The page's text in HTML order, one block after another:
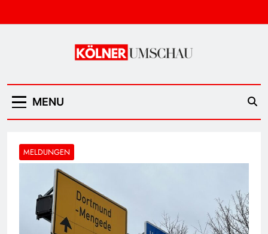
to
Kölner Umschau
MENU
MELDUNGEN